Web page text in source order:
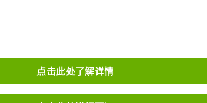
点击此处了解详情